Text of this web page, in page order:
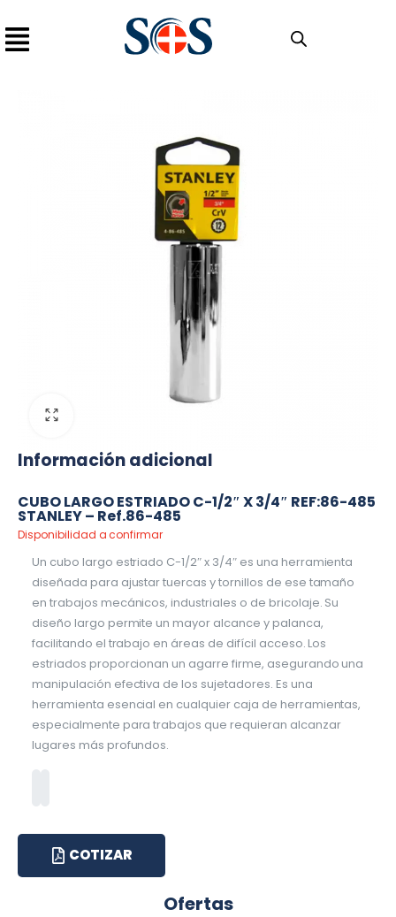
Información adicional
CUBO LARGO ESTRIADO C-1/2″ X 3/4″ REF:86-485
STANLEY – Ref.86-485
Disponibilidad a confirmar
Un cubo largo estriado C-1/2″ x 3/4″ es una herramienta
diseñada para ajustar tuercas y tornillos de ese tamaño
en trabajos mecánicos, industriales o de bricolaje. Su
diseño largo permite un mayor alcance y palanca,
facilitando el trabajo en áreas de difícil acceso. Los
estriados proporcionan un agarre firme, asegurando una
manipulación efectiva de los sujetadores. Es una
herramienta esencial en cualquier caja de herramientas,
especialmente para trabajos que requieran alcanzar
lugares más profundos.
COTIZAR
Ofertas